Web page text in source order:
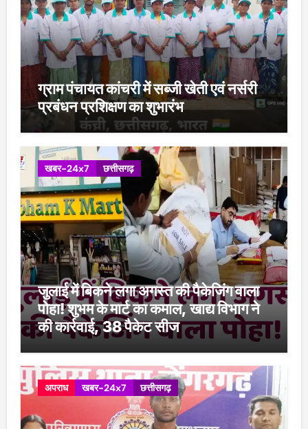
ग्राम पंचायत कांचरी में सब्जी खेती एवं नर्सरी
प्रबंधन प्रशिक्षण का शुभारंभ
खबर-24x7 छत्तीसगढ़
जुलाई में बिकने लगा अगस्त की पैकेजिंग वाला
पोहा! शुभम के मार्ट का कमाल, खाद्य विभाग ने
की कार्रवाई, 38 पैकेट सीज
अपराध खबर-24x7 छत्तीसगढ़